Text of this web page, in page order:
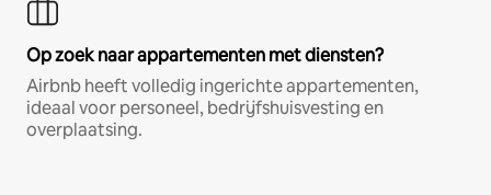
Op zoek naar appartementen met diensten?
Airbnb heeft volledig ingerichte appartementen,
ideaal voor personeel, bedrijfshuisvesting en
overplaatsing.